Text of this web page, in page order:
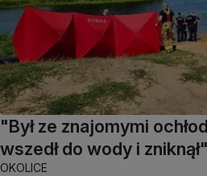
"Był ze znajomymi
wszedł do wody i zniknął"
OKOLICE